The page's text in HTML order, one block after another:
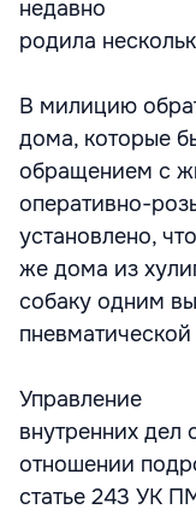
недавно
родила
В милицию
дома, которые
обращением с
оперативно-
установлено,
же дома из
собаку одним
Управление
внутренних дел
отношении
статье 243 УК